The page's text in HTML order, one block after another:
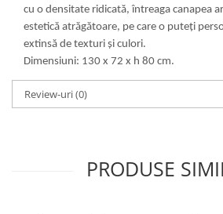
cu o densitate ridicată, întreaga canapea
estetică atrăgătoare, pe care o puteți
extinsă de texturi și culori.
Dimensiuni: 130 x 72 x h 80 cm.
Review-uri(0)
PRODUSE